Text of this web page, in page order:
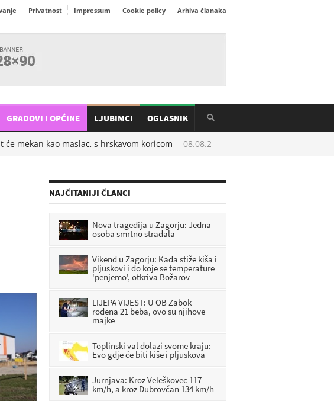
Privatnost Impressum Cookie policy Arhiva članaka
GRADOVI I OPĆINE LJUBIMCI OGLASNIK
mekan kao maslac, s hrskavom koricom 08.08.2026. u
NAJČITANIJI ČLANCI
Nova tragedija u Zagorju: Jedna
osoba smrtno stradala
Vikend u Zagorju: Kada stiže kiša i
pljuskovi i do koje se temperature
'penjemo', otkriva Božarov
LIJEPA VIJEST: U OB Zabok
rođena 21 beba, ovo su njihove
majke
Toplinski val dolazi svome kraju:
Evo gdje će biti kiše i pljuskova
Jurnjava: Kroz Veleškovec 117
km/h, a kroz Dubrovčan 134 km/h